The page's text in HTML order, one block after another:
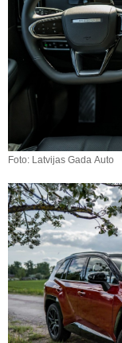
Foto: Latvijas Gada Auto